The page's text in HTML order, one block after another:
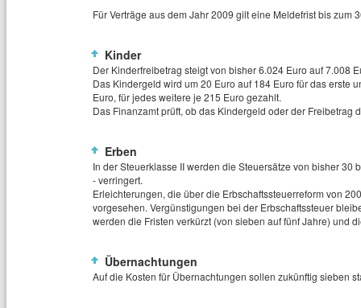
Für Verträge aus dem Jahr 2009 gilt eine Meldefrist bis zum
Kinder
Der Kinderfreibetrag steigt von bisher 6.024 Euro auf 7.008
Das Kindergeld wird um 20 Euro auf 184 Euro für das erste
Euro, für jedes weitere je 215 Euro gezahlt.
Das Finanzamt prüft, ob das Kindergeld oder der Freibetrag
Erben
In der Steuerklasse II werden die Steuersätze von bisher
- verringert.
Erleichterungen, die über die Erbschaftssteuerreform von
vorgesehen. Vergünstigungen bei der Erbschaftssteuer
werden die Fristen verkürzt (von sieben auf fünf Jahre) und
Übernachtungen
Auf die Kosten für Übernachtungen sollen zukünftig sieben